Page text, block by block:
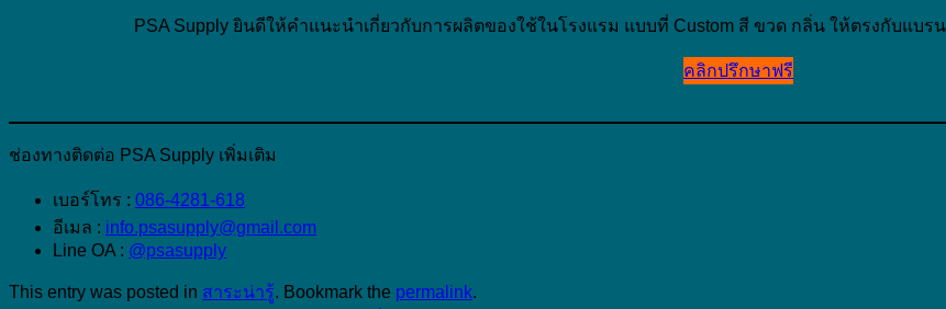
PSA Supply ยินดีให้คำแนะนำเกี่ยวกับการผลิตของใช้ในโรงแรม แบบที่ Custom สี ขวด กลิ่น ให้ตรงกับแบ
คลิกปรึกษาฟรี
ช่องทางติดต่อ PSA Supply เพิ่มเติม
เบอร์โทร : 086-4281-618
อีเมล : info.psasupply@gmail.com
Line OA : @psasupply
This entry was posted in สาระน่ารู้. Bookmark the permalink.